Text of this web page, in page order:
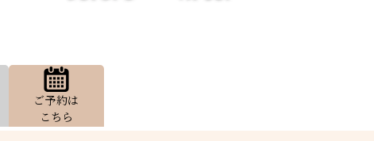
ご予約は
こちら